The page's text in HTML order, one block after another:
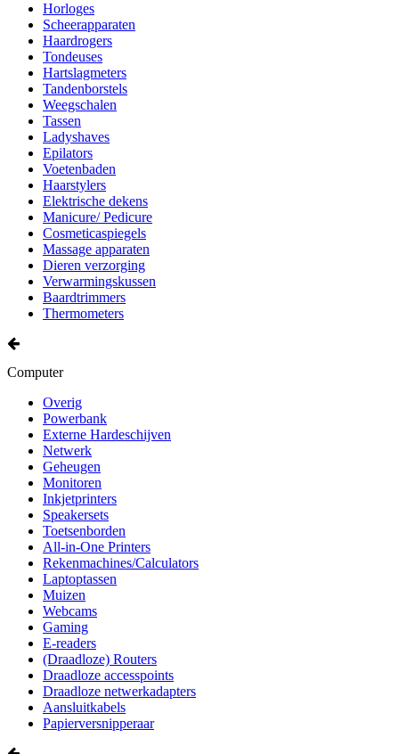
Horloges
Scheerapparaten
Haardrogers
Tondeuses
Hartslagmeters
Tandenborstels
Weegschalen
Tassen
Ladyshaves
Epilators
Voetenbaden
Haarstylers
Elektrische dekens
Manicure/ Pedicure
Cosmeticaspiegels
Massage apparaten
Dieren verzorging
Verwarmingskussen
Baardtrimmers
Thermometers
Computer
Overig
Powerbank
Externe Hardeschijven
Netwerk
Geheugen
Monitoren
Inkjetprinters
Speakersets
Toetsenborden
All-in-One Printers
Rekenmachines/Calculators
Laptoptassen
Muizen
Webcams
Gaming
E-readers
(Draadloze) Routers
Draadloze accesspoints
Draadloze netwerkadapters
Aansluitkabels
Papierversnipperaar